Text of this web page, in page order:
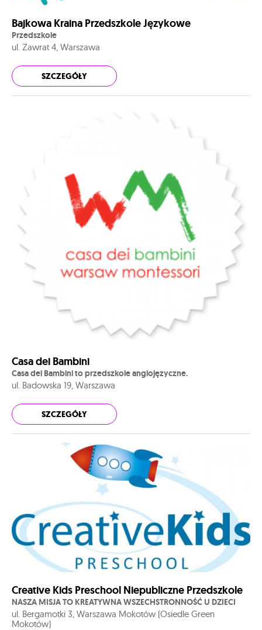
Bajkowa Kraina Przedszkole Językowe
Przedszkole
ul. Zawrat 4, Warszawa
SZCZEGÓŁY
Casa dei Bambini
Casa dei Bambini to przedszkole anglojęzyczne.
ul. Badowska 19, Warszawa
SZCZEGÓŁY
Creative Kids Preschool Niepubliczne Przedszkole
NASZA MISJA TO KREATYWNA WSZECHSTRONNOŚĆ U DZIECI
ul. Bergamotki 3, Warszawa Mokotów (Osiedle Green
Mokotów)